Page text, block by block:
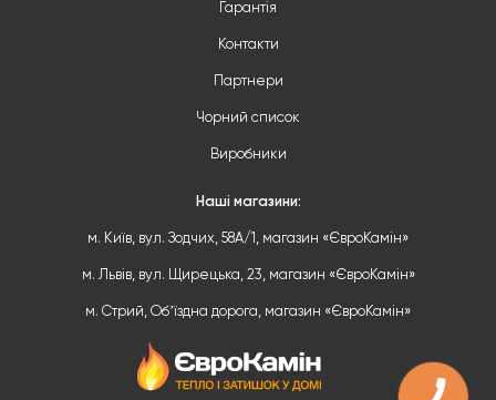
Гарантія
Контакти
Партнери
Чорний список
Виробники
Наші магазини:
м. Київ, вул. Зодчих, 58А/1, магазин «ЄвроКамін»
м. Львів, вул. Щирецька, 23, магазин «ЄвроКамін»
м. Стрий, Обʼїздна дорога, магазин «ЄвроКамін»